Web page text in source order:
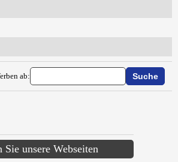
ab:
Sie unsere Webseiten